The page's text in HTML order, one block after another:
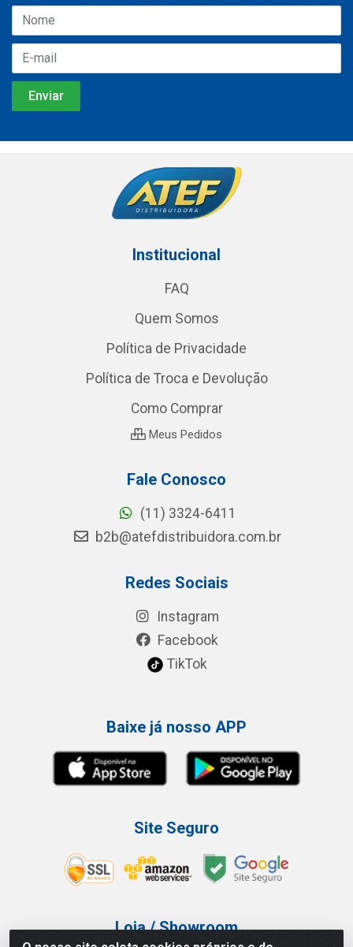
Institucional
FAQ
Quem Somos
Política de Privacidade
Política de Troca e Devolução
Como Comprar
Meus Pedidos
Fale Conosco
(11) 3324-6411
b2b@atefdistribuidora.com.br
Redes Sociais
Instagram
Facebook
TikTok
Baixe já nosso APP
Site Seguro
Loja / Showroom